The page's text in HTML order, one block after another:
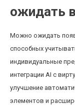
ожидать
Можно ожидать
способных
индивидуальные
интеграции AI с
улучшение
элементов и